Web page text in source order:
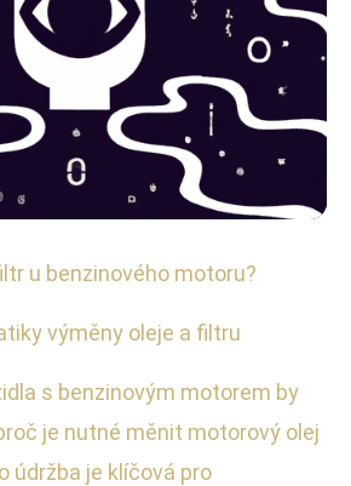
· Autor: Radim Polák
u benzinového motoru?
výměny oleje a filtru
s benzinovým motorem by
je nutné měnit motorový olej
údržba je klíčová pro